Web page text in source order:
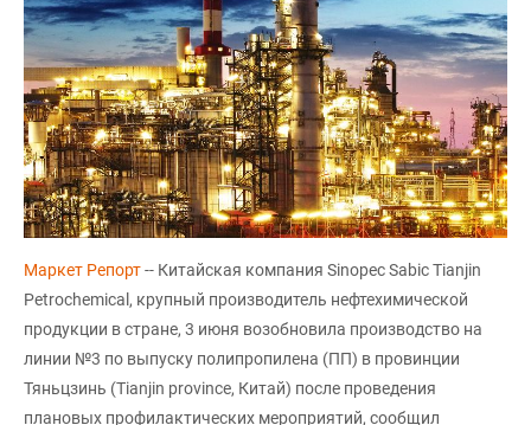
Маркет Репорт-- Китайская компания Sinopec Sabic Tianjin
Petrochemical, крупный производитель нефтехимической
продукции в стране, 3 июня возобновила производство на
линии №3 по выпуску полипропилена (ПП) в провинции
Тяньцзинь (Tianjin province, Китай) после проведения
плановых профилактических мероприятий, сообщил